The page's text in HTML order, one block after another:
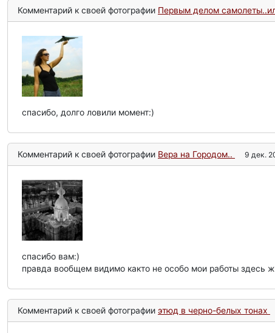
Комментарий к своей фотографии Первым делом
спасибо, долго ловили момент:)
Комментарий к своей фотографии Вера на Городом.. 9 дек.
спасибо вам:)
правда вообщем видимо както не особо мои работы здесь
Комментарий к своей фотографии этюд в черно-белых тонах